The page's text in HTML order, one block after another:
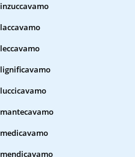
inzuccavamo
laccavamo
leccavamo
lignificavamo
luccicavamo
mantecavamo
medicavamo
mendicavamo